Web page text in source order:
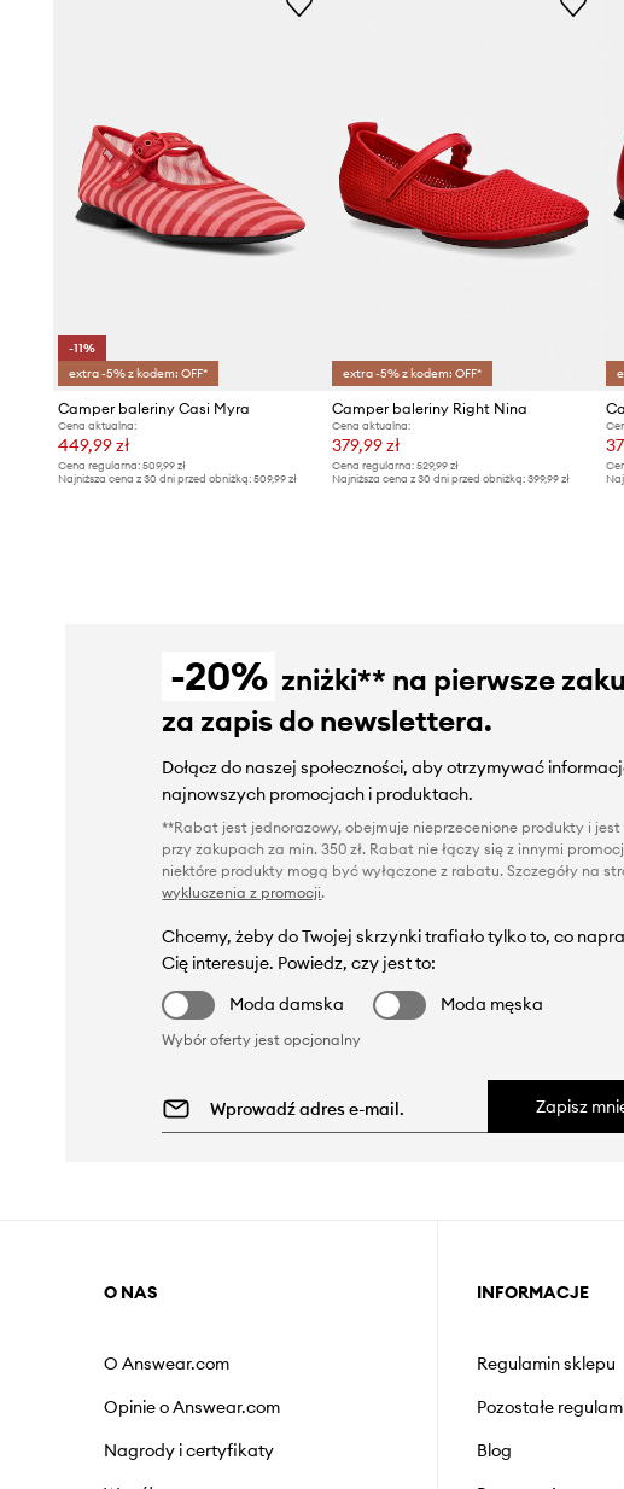
-11%
extra -5% z kodem: OFF*
Camper baleriny Casi Myra
Cena aktualna:
449,99 zł
Cena regularna: 509,99 zł
Najniższa cena z 30 dni przed obniżką: 509,99 zł
extra -5% z kodem: OFF*
Camper baleriny Right Nina
Cena aktualna:
379,99 zł
Cena regularna:529,99 zł
Najniższa cena z 30 dni przed obniżką:399,99 zł
-20% zniżki** na pierwsze
za zapis do newslettera.
Dołącz do naszej społeczności, aby otrzymywać
najnowszych promocjach i produktach.
**Rabat jest jednorazowy, obejmuje nieprzecenione produkty i jest
przy zakupach za min. 350 zł. Rabat nie łączy się z innymi
niektóre produkty mogą być wyłączone z rabatu. Szczegóły na
wykluczenia z promocji.
Chcemy, żeby do Twojej skrzynki trafiało tylko to, co
Cię interesuje. Powiedz, czy jest to:
Moda damska
Moda męska
Wybór oferty jest opcjonalny
Zapisz
O NAS
O Answear.com
Opinie o Answear.com
Nagrody i certyfikaty
INFORMACJE
Regulamin sklepu
Pozostałe
Blog